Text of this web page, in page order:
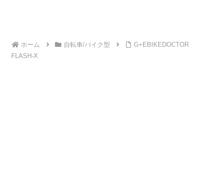
ホーム 自転車/バイク型
G+EBIKEDOCTOR
FLASH-X